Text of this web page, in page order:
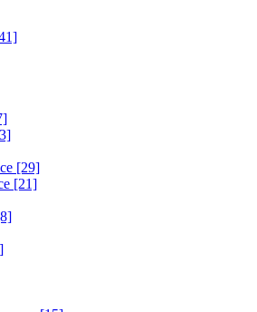
[29]
[21]